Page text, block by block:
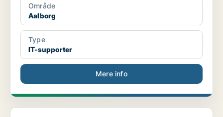
Område
Aalborg
Type
IT-supporter
Mere info
[xxxxx] søger serviceminded IT-supporter